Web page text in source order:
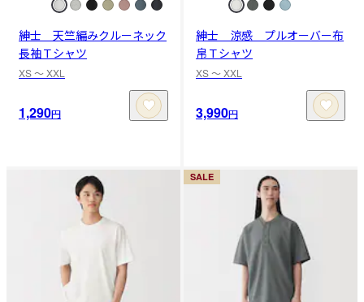
紳士 天竺編みクルーネック
長袖Ｔシャツ
XS 〜 XXL
1,290円
紳士 涼感 プルオーバー布
帛Ｔシャツ
XS 〜 XXL
3,990円
SALE